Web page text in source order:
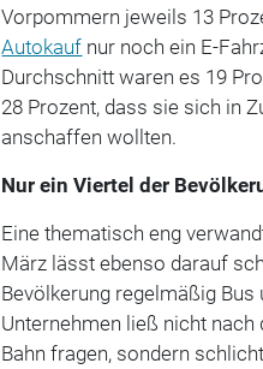
Vorpommern jeweils 13
Autokauf nur noch ein E-
Durchschnitt waren es 19
28 Prozent, dass sie sich in
anschaffen wollten.
Nur ein Viertel der
Eine thematisch eng
März lässt ebenso darauf
Bevölkerung regelmäßig
Unternehmen ließ nicht nach
Bahn fragen, sondern